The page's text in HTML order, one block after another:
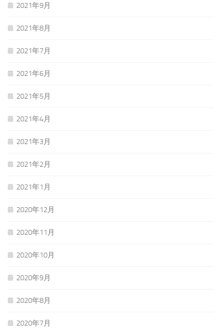
2021年9月
2021年8月
2021年7月
2021年6月
2021年5月
2021年4月
2021年3月
2021年2月
2021年1月
2020年12月
2020年11月
2020年10月
2020年9月
2020年8月
2020年7月